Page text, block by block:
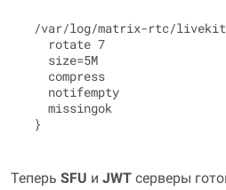
/var/log/matrix-rtc/
   rotate 7
   size=5M
   compress
   notifempty
   missingok
Теперь SFU и JWT серверы